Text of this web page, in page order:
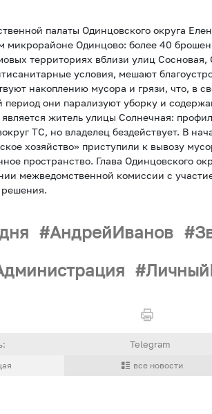
палаты Одинцовского округа
микрорайоне Одинцово: более 40
территориях вблизи улиц
условия, мешают
накоплению мусора и грязи, что, в
они парализуют уборку и
является житель улицы Солнечная:
ТС, но владелец бездействует. В
хозяйство» приступили к вывозу
пространство. Глава Одинцовского
межведомственной комиссии с
решения.
АндрейИванов